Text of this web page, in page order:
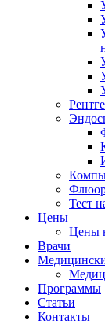
Тест
Цены
Цены
Врачи
Программы
Статьи
Контакты